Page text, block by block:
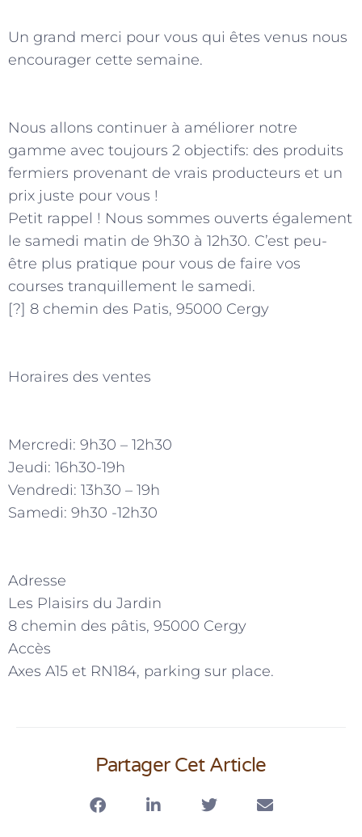
Un grand merci pour vous qui êtes venus nous
encourager cette semaine.
Nous allons continuer à améliorer notre
gamme avec toujours 2 objectifs: des produits
fermiers provenant de vrais producteurs et un
prix juste pour vous !
Petit rappel ! Nous sommes ouverts également
le samedi matin de 9h30 à 12h30. C’est peu-
être plus pratique pour vous de faire vos
courses tranquillement le samedi.
[?] 8 chemin des Patis, 95000 Cergy
Horaires des ventes
Mercredi: 9h30 – 12h30
Jeudi: 16h30-19h
Vendredi: 13h30 – 19h
Samedi: 9h30 -12h30
Adresse
Les Plaisirs du Jardin
8 chemin des pâtis, 95000 Cergy
Accès
Axes A15 et RN184, parking sur place.
Partager Cet Article